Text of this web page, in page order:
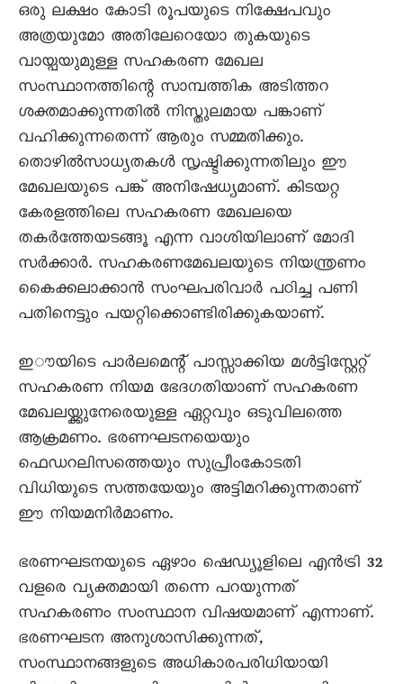
ഒരു ലക്ഷം കോടി രൂപയുടെ നിക്ഷേപവും
അത്രയുമോ അതിലേറെയോ തുകയുടെ
വായ്പയുമുള്ള സഹകരണ മേഖല
സംസ്ഥാനത്തിന്റെ സാമ്പത്തിക അടിത്തറ
ശക്തമാക്കുന്നതിൽ നിസ്തുലമായ പങ്കാണ്
വഹിക്കുന്നതെന്ന് ആരും സമ്മതിക്കും.
തൊഴിൽസാധ്യതകൾ സൃഷ്ടിക്കുന്നതിലും ഈ
മേഖലയുടെ പങ്ക് അനിഷേധ്യമാണ്. കിടയറ്റ
കേരളത്തിലെ സഹകരണ മേഖലയെ
തകർത്തേയടങ്ങൂ എന്ന വാശിയിലാണ് മോദി
സർക്കാർ. സഹകരണമേഖലയുടെ നിയന്ത്രണം
കെെക്കലാക്കാൻ സംഘപരിവാർ പഠിച്ച പണി
പതിനെട്ടും പയറ്റിക്കൊണ്ടിരിക്കുകയാണ്.
ഇൗയിടെ പാർലമെന്റ് പാസ്സാക്കിയ മൾട്ടിസ്റ്റേറ്റ്
സഹകരണ നിയമ ഭേദഗതിയാണ് സഹകരണ
മേഖലയ്ക്കുനേരെയുള്ള ഏറ്റവും ഒടുവിലത്തെ
ആക്രമണം. ഭരണഘടനയെയും
ഫെഡറലിസത്തെയും സുപ്രീംകോടതി
വിധിയുടെ സത്തയേയും അട്ടിമറിക്കുന്നതാണ്
ഈ നിയമനിർമാണം.
ഭരണഘടനയുടെ ഏഴാം ഷെഡ്യൂളിലെ എൻട്രി 32
വളരെ വ്യക്തമായി തന്നെ പറയുന്നത്
സഹകരണം സംസ്ഥാന വിഷയമാണ് എന്നാണ്.
ഭരണഘടന അനുശാസിക്കുന്നത്,
സംസ്ഥാനങ്ങളുടെ അധികാരപരിധിയായി